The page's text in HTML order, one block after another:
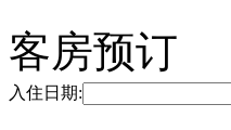
客房预订
入住日期: